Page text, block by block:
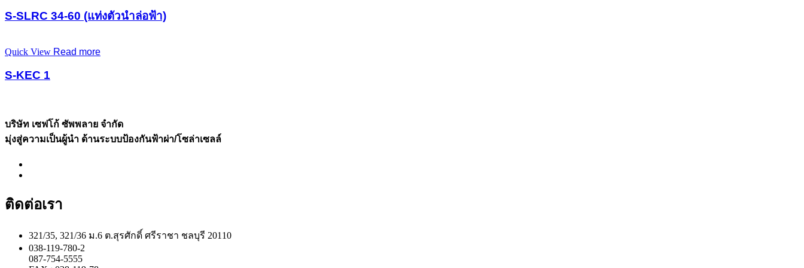
S-SLRC 34-60 (แท่งตัวนำล่อฟ้า)
Quick View Read more
S-KEC 1
บริษัท เซฟโก้ ซัพพลาย จำกัด
มุ่งสู่ความเป็นผู้นำ ด้านระบบป้องกันฟ้าผ่า/โซล่าเซลล์
ติดต่อเรา
321/35, 321/36 ม.6 ต.สุรศักดิ์ ศรีราชา ชลบุรี 20110
038-119-780-2
087-754-5555